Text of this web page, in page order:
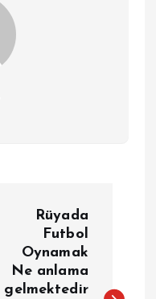
Rüyada
Futbol
Oynamak
Ne anlama
gelmektedir